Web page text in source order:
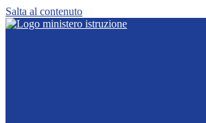
Salta al contenuto